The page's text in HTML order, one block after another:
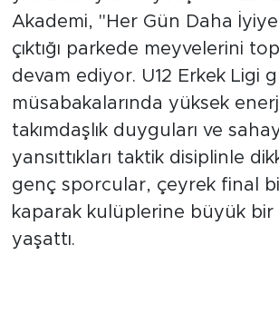
Akademi, "Her Gün Daha
çıktığı parkede meyvelerini
devam ediyor. U12 Erkek Ligi
müsabakalarında yüksek
takımdaşlık duyguları ve
yansıttıkları taktik disiplinle
genç sporcular, çeyrek final
kaparak kulüplerine büyük
yaşattı.